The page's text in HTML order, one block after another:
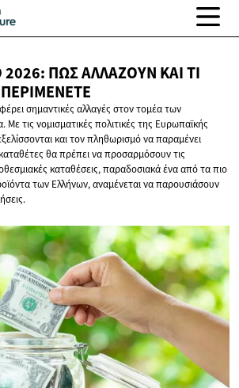
2026: ΠΏΣ ΑΛΛΆΖΟΥΝ ΚΑΙ ΤΙ
σημαντικές αλλαγές στον τομέα των
τις νομισματικές πολιτικές της Ευρωπαϊκής
και τον πληθωρισμό να παραμένει
θα πρέπει να προσαρμόσουν τις
καταθέσεις, παραδοσιακά ένα από τα πιο
των Ελλήνων, αναμένεται να παρουσιάσουν